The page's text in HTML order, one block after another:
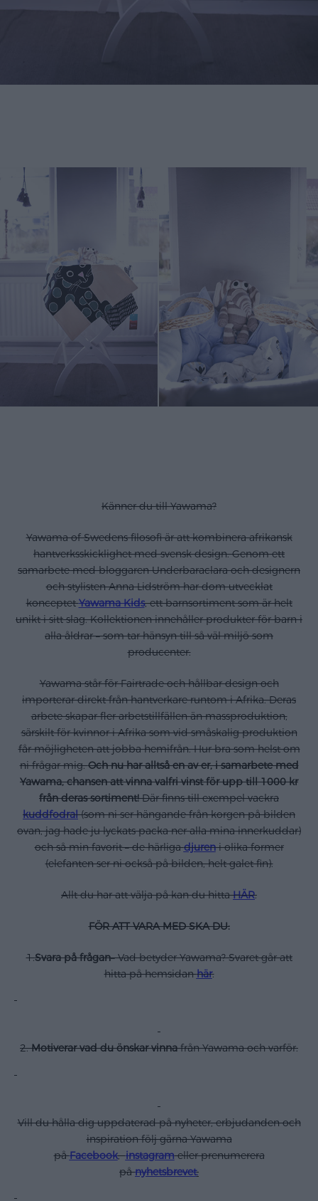
Känner du till Yawama?
Yawama of Swedens filosofi är att kombinera afrikansk
hantverksskicklighet med svensk design. Genom ett
samarbete med bloggaren Underbaraclara och designern
och stylisten Anna Lidström har dom utvecklat
konceptetYawama Kids, ett barnsortiment som är helt
unikt i sitt slag. Kollektionen innehåller produkter för barn i
alla åldrar – som tar hänsyn till så väl miljö som
producenter.
Yawama står för Fairtrade och hållbar design och
importerar direkt från hantverkare runtom i Afrika. Deras
arbete skapar fler arbetstillfällen än massproduktion,
särskilt för kvinnor i Afrika som vid småskalig produktion
får möjligheten att jobba hemifrån. Hur bra som helst om
ni frågar mig.Och nu har alltså en av er, i samarbete med
Yawama, chansen att vinna valfri vinst för upp till 1000 kr
från deras sortiment!Där finns till exempel vackra
kuddfodral(som ni ser hängande från korgen på bilden
ovan, jag hade ju lyckats packa ner alla mina innerkuddar)
och så min favorit – de härligadjureni olika former
(elefanten ser ni också på bilden, helt galet fin).
Allt du har att välja på kan du hittaHÄR.
FÖR ATT VARA MED SKA DU:
1.Svara på frågan– Vad betyder Yawama? Svaret går att
hitta på hemsidanhär.
2.Motiverar vad du önskar vinnafrån Yawama och varför.
Vill du hålla dig uppdaterad på nyheter, erbjudanden och
inspiration följ gärna Yawama
påFacebook,instagrameller prenumerera
pånyhetsbrevet.